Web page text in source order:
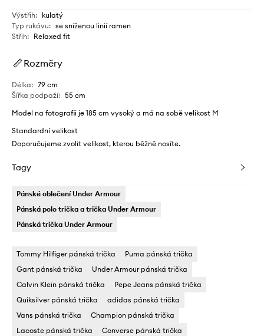
Výstřih: kulatý
Typ rukávu: se sníženou linií ramen
Střih: Relaxed fit
Rozměry
Délka: 79 cm
Šířka podpaží: 55 cm
Model na fotografii je 185 cm vysoký a má na sobě velikost M
Standardní velikost
Doporučujeme zvolit velikost, kterou běžně nosíte.
Tagy
Pánské oblečení Under Armour
Pánská polo trička a trička Under Armour
Pánská trička Under Armour
Tommy Hilfiger pánská trička
Puma pánská trička
Gant pánská trička
Under Armour pánská trička
Calvin Klein pánská trička
Pepe Jeans pánská trička
Quiksilver pánská trička
adidas pánská trička
Vans pánská trička
Champion pánská trička
Lacoste pánská trička
Converse pánská trička